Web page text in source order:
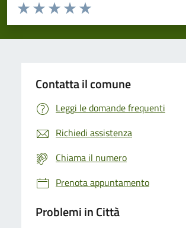
Domanda
Valuta da 1 a 5 stelle la pagina
Valuta 5 stelle su 5
Valuta 4 stelle su 5
Valuta 3 stelle su 5
Valuta 2 stelle su 5
Valuta 1 stelle su 5
Contatta il comune
Leggi le domande frequenti
Richiedi assistenza
Chiama il numero
Prenota appuntamento
Problemi in Città